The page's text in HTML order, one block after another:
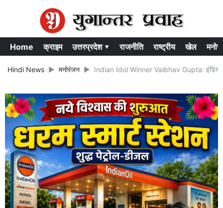
Home क्राइम उत्तरप्रदेश ▾ राजनीति राष्ट्रीय खेल
Hindi News मनोरंजन Indian Idol Winner Vaibhav Gupta: इंडियन